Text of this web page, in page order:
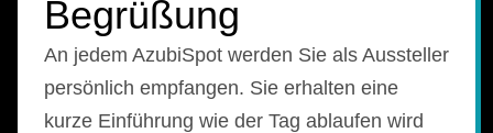
Begrüßung
An jedem AzubiSpot werden Sie als Aussteller
persönlich empfangen. Sie erhalten eine
kurze Einführung wie der Tag ablaufen wird